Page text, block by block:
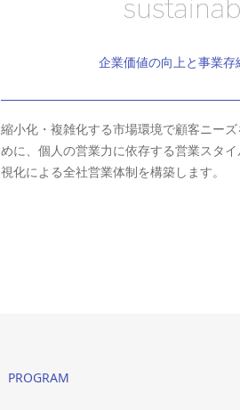
企業価値の向上と事業存
縮小化・複雑化する市場環境で顧客ニー
めに、個人の営業力に依存する営業スタ
視化による全社営業体制を構築します。
PROGRAM